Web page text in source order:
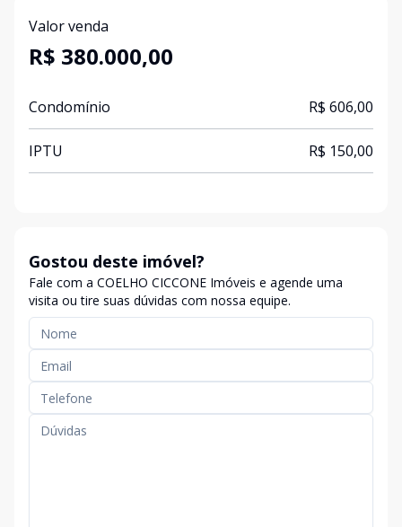
Valor venda
R$ 380.000,00
Condomínio R$ 606,00
IPTU R$ 150,00
Gostou deste imóvel?
Fale com a COELHO CICCONE Imóveis e agende uma
visita ou tire suas dúvidas com nossa equipe.